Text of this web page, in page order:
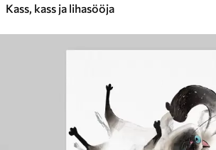
Kass, kass ja lihasööja